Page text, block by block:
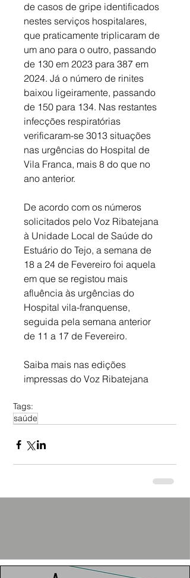
de casos de gripe identificados
nestes serviços hospitalares,
que praticamente triplicaram de
um ano para o outro, passando
de 130 em 2023 para 387 em
2024. Já o número de rinites
baixou ligeiramente, passando
de 150 para 134. Nas restantes
infecções respiratórias
verificaram-se 3013 situações
nas urgências do Hospital de
Vila Franca, mais 8 do que no
ano anterior.
De acordo com os números
solicitados pelo Voz Ribatejana
à Unidade Local de Saúde do
Estuário do Tejo, a semana de
18 a 24 de Fevereiro foi aquela
em que se registou mais
afluência às urgências do
Hospital vila-franquense,
seguida pela semana anterior
de 11 a 17 de Fevereiro.
Saiba mais nas edições
impressas do Voz Ribatejana
Tags:
saúde